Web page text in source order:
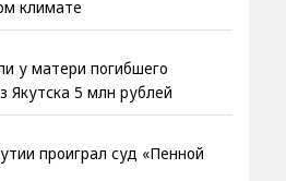
климате
у матери погибшего
Якутска 5 млн рублей
проиграл суд «Пенной